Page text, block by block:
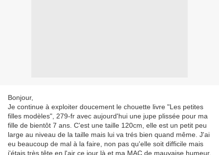
Bonjour,
Je continue à exploiter doucement le chouette livre "Les petites
filles modèles", 279-fr avec aujourd'hui une jupe plissée pour ma
fille de bientôt 7 ans. C'est une taille 120cm, elle est un petit peu
large au niveau de la taille mais lui va trés bien quand même. J'ai
eu beaucoup de mal à la faire, non pas qu'elle soit difficile mais
j'étais très tête en l'air ce jour là et ma MAC de mauvaise humeur.